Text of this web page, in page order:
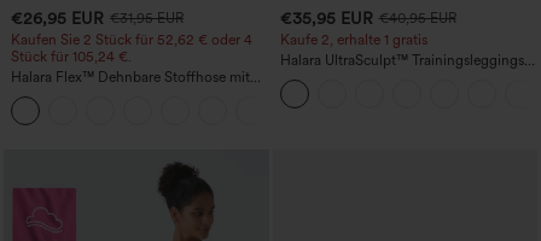
€26,95 EUR €31,95 EUR
Kaufen Sie 2 Stück für 52,62 € oder 4
Stück für 105,24 €.
Halara Flex™ Dehnbare Stoffhose mit
hohem Bund, Waffelmuster,
Seitentaschen und weitem Bein
€35,95 EUR €40,95 EUR
Kaufe 2, erhalte 1 gratis
Halara UltraSculpt™ Trainingsleggings
mit hohem Bund – raffende Push-up-
Po-Form, Bauchkontrolle, Taschen und
formende Passform